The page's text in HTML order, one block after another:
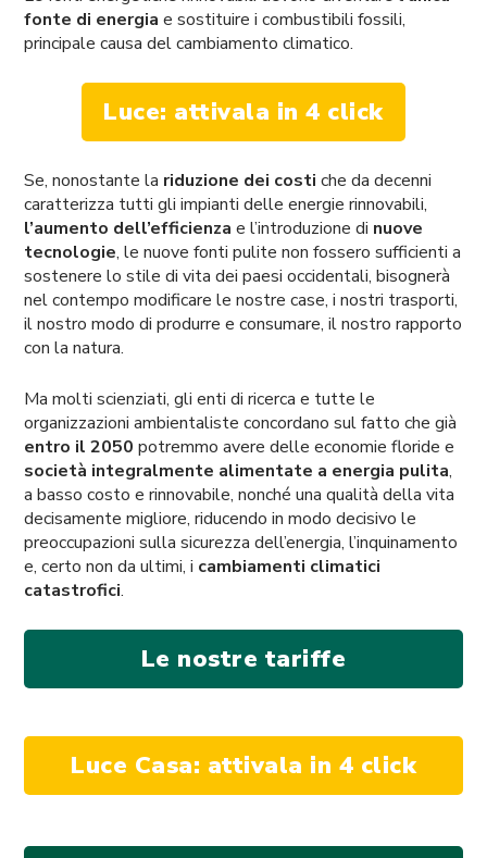
fonte di energia e sostituire i combustibili fossili,
principale causa del cambiamento climatico.
Luce: attivala in 4 click
Se, nonostante la riduzione dei costi che da decenni
caratterizza tutti gli impianti delle energie rinnovabili,
l’aumento dell’efficienza e l’introduzione di nuove
tecnologie, le nuove fonti pulite non fossero sufficienti a
sostenere lo stile di vita dei paesi occidentali, bisognerà
nel contempo modificare le nostre case, i nostri trasporti,
il nostro modo di produrre e consumare, il nostro rapporto
con la natura.
Ma molti scienziati, gli enti di ricerca e tutte le
organizzazioni ambientaliste concordano sul fatto che già
entro il 2050 potremmo avere delle economie floride e
società integralmente alimentate a energia pulita,
a basso costo e rinnovabile, nonché una qualità della vita
decisamente migliore, riducendo in modo decisivo le
preoccupazioni sulla sicurezza dell’energia, l’inquinamento
e, certo non da ultimi, i cambiamenti climatici
catastrofici.
Le nostre tariffe
Luce Casa: attivala in 4 click